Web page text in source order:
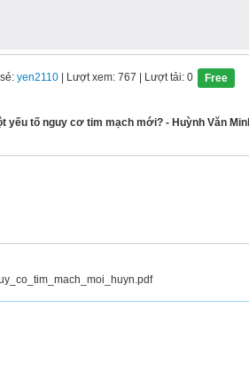
yen2110 | Lượt xem: 767 | Lượt tải: 0 Free
yếu tố nguy cơ tim mạch mới? - Huỳnh Văn